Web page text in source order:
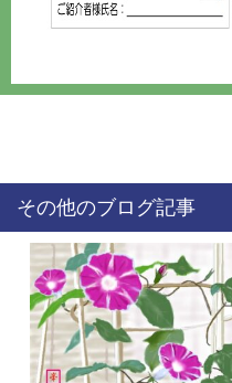
その他のブログ記事